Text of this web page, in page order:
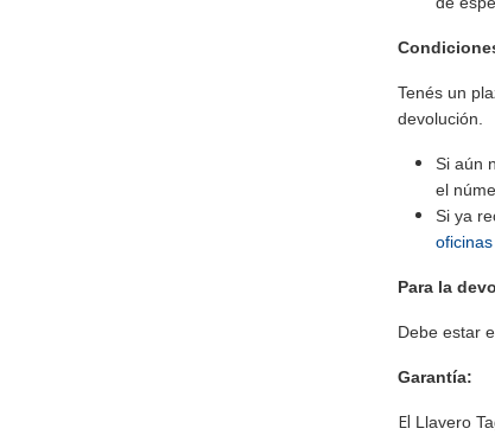
Tenés un
devolución.
Si aún
el
Si ya
Para la
Debe estar
Garantía:
El Llavero